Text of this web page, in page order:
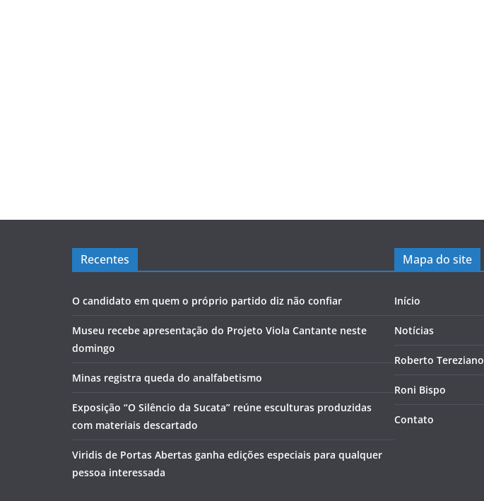
Recentes
O candidato em quem o próprio partido diz não confiar
Museu recebe apresentação do Projeto Viola Cantante neste
domingo
Minas registra queda do analfabetismo
Exposição “O Silêncio da Sucata” reúne esculturas produzidas
com materiais descartado
Viridis de Portas Abertas ganha edições especiais para qualquer
pessoa interessada
Mapa do site
Início
Notícias
Roberto Tereziano
Roni Bispo
Contato